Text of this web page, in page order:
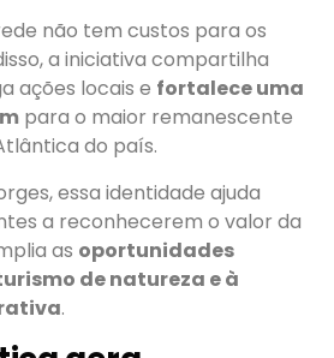
não tem custos para os
a iniciativa compartilha
ações locais e fortalece uma
para o maior remanescente
do país.
essa identidade ajuda
a reconhecerem o valor da
as oportunidades
de natureza e à
.